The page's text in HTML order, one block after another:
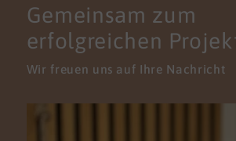
Gemeinsam zum
erfolgreichen
Wir freuen uns auf Ihre Nachricht